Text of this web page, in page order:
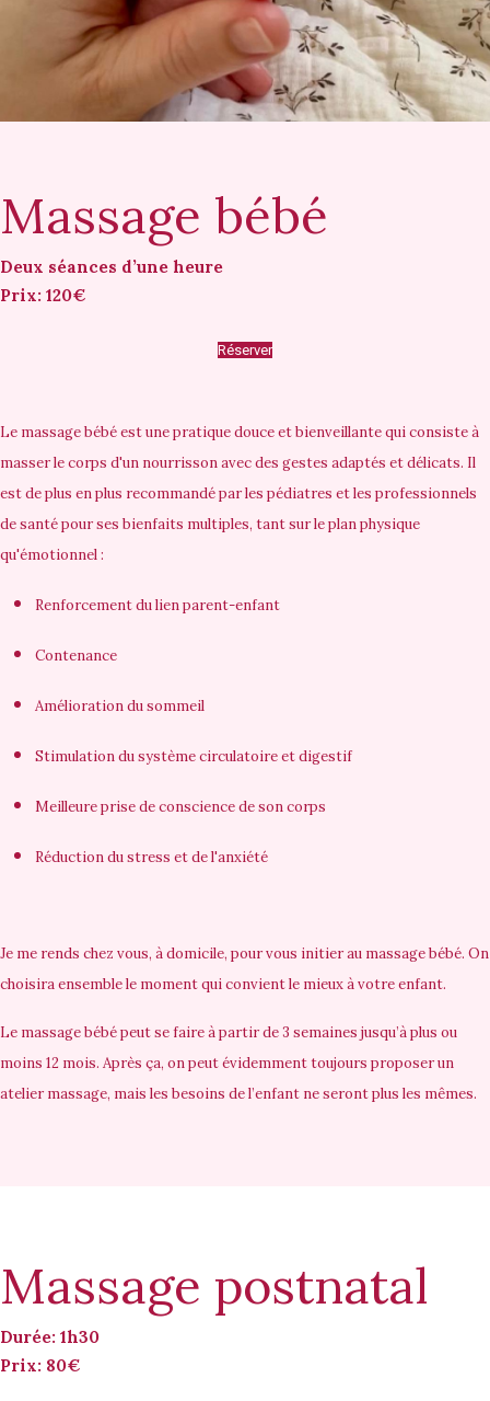
Massage bébé
Deux séances d’une heure
Prix: 120€
Réserver
Le massage bébé est une pratique douce et bienveillante qui consiste à
masser le corps d'un nourrisson avec des gestes adaptés et délicats. Il
est de plus en plus recommandé par les pédiatres et les professionnels
de santé pour ses bienfaits multiples, tant sur le plan physique
qu'émotionnel :
Renforcement du lien parent-enfant
Contenance
Amélioration du sommeil
Stimulation du système circulatoire et digestif
Meilleure prise de conscience de son corps
Réduction du stress et de l'anxiété
Je me rends chez vous, à domicile, pour vous initier au massage bébé. On
choisira ensemble le moment qui convient le mieux à votre enfant.
Le massage bébé peut se faireà partir de 3 semaines jusqu’à plus ou
moins 12 mois. Après ça, on peut évidemment toujours proposer un
atelier massage, mais les besoins de l’enfant ne seront plus les mêmes.
Massage postnatal
Durée: 1h30
Prix: 80€